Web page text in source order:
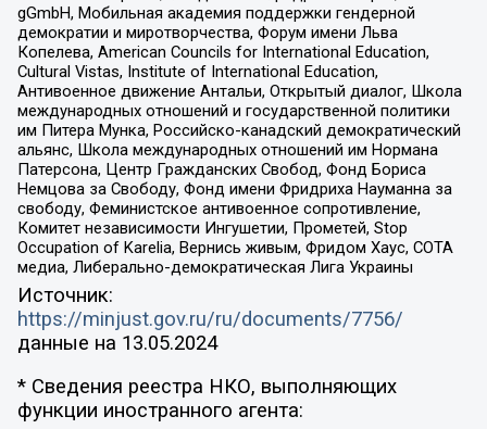
gGmbH, Мобильная академия поддержки гендерной
демократии и миротворчества, Форум имени Льва
Копелева, American Councils for International Education,
Cultural Vistas, Institute of International Education,
Антивоенное движение Антальи, Открытый диалог, Школа
международных отношений и государственной политики
им Питера Мунка, Российско-канадский демократический
альянс, Школа международных отношений им Нормана
Патерсона, Центр Гражданских Свобод, Фонд Бориса
Немцова за Свободу, Фонд имени Фридриха Науманна за
свободу, Феминистское антивоенное сопротивление,
Комитет независимости Ингушетии, Прометей, Stop
Occupation of Karelia, Вернись живым, Фридом Хаус, СОТА
медиа, Либерально-демократическая Лига Украины
Источник:
https://minjust.gov.ru/ru/documents/7756/
данные на 13.05.2024
* Сведения реестра НКО, выполняющих
функции иностранного агента: